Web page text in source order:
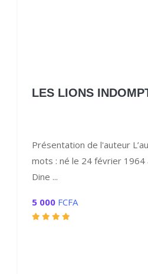
LES LIONS
Présentation de l'auteur
mots : né le 24 février 1964
Dine ...
5 000 FCFA